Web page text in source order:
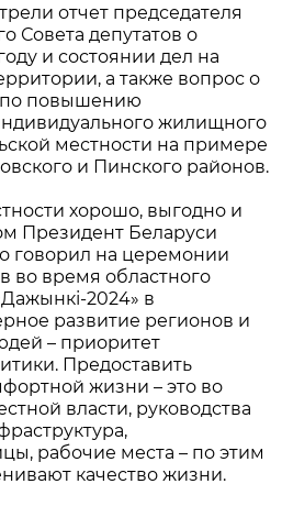
отчет председателя
Совета депутатов о
и состоянии дел на
а также вопрос о
повышению
жилищного
местности на примере
и Пинского районов.
хорошо, выгодно и
Президент Беларуси
говорил на церемонии
во время областного
2024» в
развитие регионов и
– приоритет
Предоставить
жизни – это во
власти, руководства
рабочие места – по этим
качество жизни.